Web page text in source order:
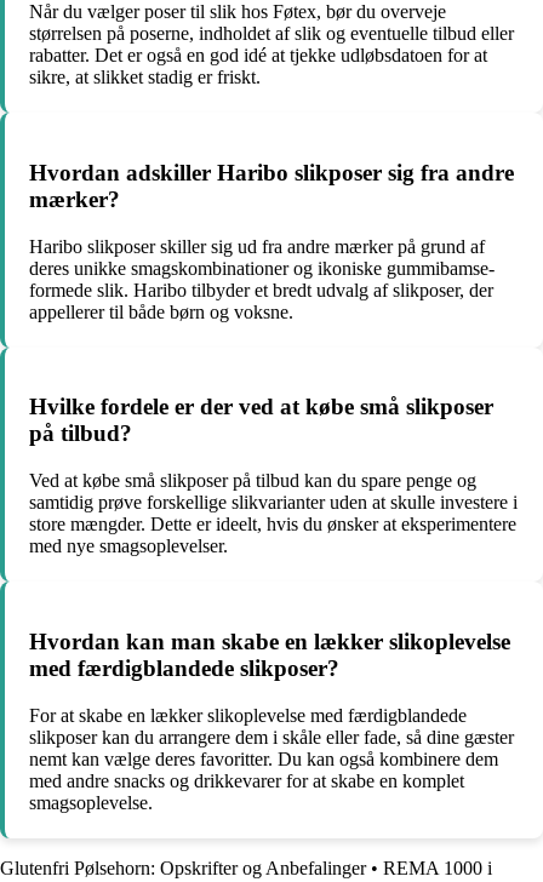
Når du vælger poser til slik hos Føtex, bør du overveje
størrelsen på poserne, indholdet af slik og eventuelle tilbud eller
rabatter. Det er også en god idé at tjekke udløbsdatoen for at
sikre, at slikket stadig er friskt.
Hvordan adskiller Haribo slikposer sig fra andre
mærker?
Haribo slikposer skiller sig ud fra andre mærker på grund af
deres unikke smagskombinationer og ikoniske gummibamse-
formede slik. Haribo tilbyder et bredt udvalg af slikposer, der
appellerer til både børn og voksne.
Hvilke fordele er der ved at købe små slikposer
på tilbud?
Ved at købe små slikposer på tilbud kan du spare penge og
samtidig prøve forskellige slikvarianter uden at skulle investere i
store mængder. Dette er ideelt, hvis du ønsker at eksperimentere
med nye smagsoplevelser.
Hvordan kan man skabe en lækker slikoplevelse
med færdigblandede slikposer?
For at skabe en lækker slikoplevelse med færdigblandede
slikposer kan du arrangere dem i skåle eller fade, så dine gæster
nemt kan vælge deres favoritter. Du kan også kombinere dem
med andre snacks og drikkevarer for at skabe en komplet
smagsoplevelse.
Glutenfri Pølsehorn: Opskrifter og Anbefalinger• REMA 1000 i